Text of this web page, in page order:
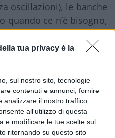
tua privacy è la
sul nostro sito, tecnologie
contenuti e annunci, fornire
analizzare il nostro traffico.
all'utilizzo di questa
e modificare le tue scelte sul
ritornando su questo sito
oscillazioni), le banche
quando ce n’è bisogno,
funziona alla
di pandemia né di
rossati trovi nel
e in alcuni